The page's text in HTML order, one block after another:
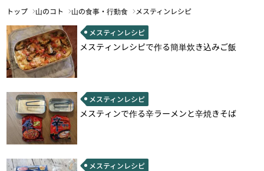
トップ 山のコト 山の食事・行動食 メスティンレシピ
メスティンレシピ
メスティンレシピで作る簡単炊き込みご飯
メスティンレシピ
メスティンで作る辛ラーメンと辛焼きそば
メスティンレシピ